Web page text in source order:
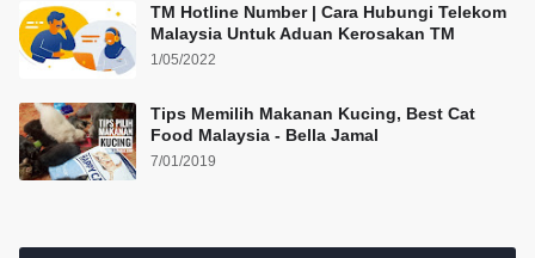
TM Hotline Number | Cara Hubungi Telekom
Malaysia Untuk Aduan Kerosakan TM
1/05/2022
Tips Memilih Makanan Kucing, Best Cat
Food Malaysia - Bella Jamal
7/01/2019